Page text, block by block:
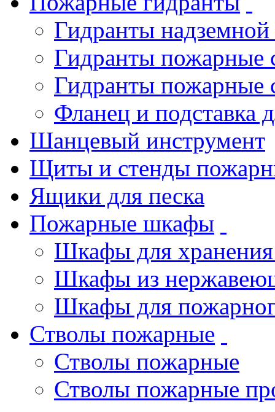
Гидранты
Гидранты пожарные
Гидранты пожарные
Фланец и подставка
Шанцевый инструмент
Щиты и стенды
Ящики для песка
Пожарные шкафы
Шкафы для хранения
Шкафы из
Шкафы для
Стволы пожарные
Стволы пожарные
Стволы пожарные